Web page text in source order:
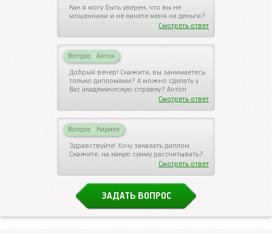
Как я могу быть уверен, что вы не
мошенники и не кинете меня на деньги?
Смотреть ответ
Вопрос | Антон
Добрый вечер! Скажите, вы занимаетесь
только дипломами? А можно сделать у
Вас академическую справку? Антон
Смотреть ответ
Вопрос | Кирилл
Здравствуйте! Хочу заказать диплом.
Скажите, на какую сумму рассчитывать?
Смотреть ответ
ЗАДАТЬ ВОПРОС